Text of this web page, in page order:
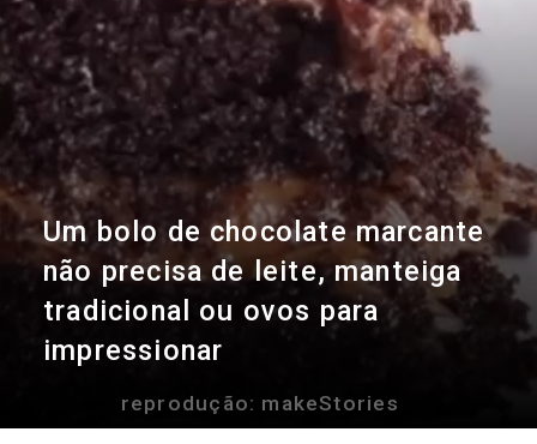
Um bolo de chocolate marcante
não precisa de leite, manteiga
tradicional ou ovos para
impressionar
reprodução: makeStories